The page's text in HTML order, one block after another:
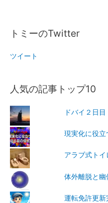
トミーのTwitter
ツイート
人気の記事トップ10
ドバイ２日目
現実化に役
アラブ式トイ
体外離脱と幽
運転免許更新